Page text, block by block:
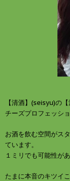
【清酒】(seisyu)の
チーズプロフェッシ
お酒を飲む空間がス
ています。
１ミリでも可能性が
たまに本音のキツイ